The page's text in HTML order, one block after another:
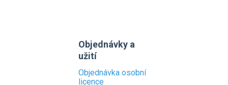
Objednávky a
užití
Objednávka osobní
licence